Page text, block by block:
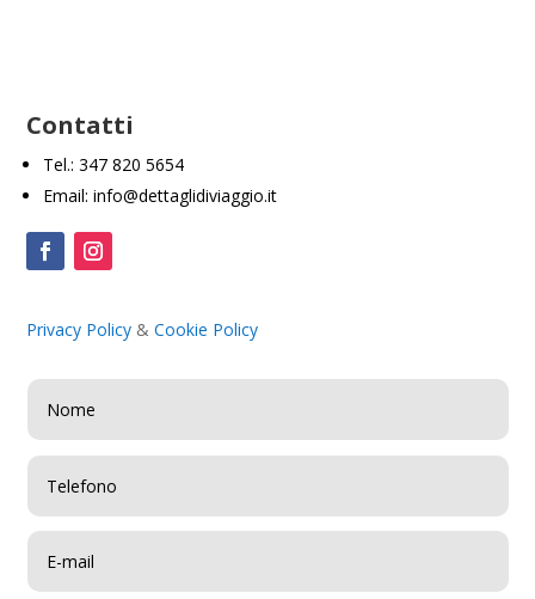
Contatti
Tel.: 347 820 5654
Email: info@dettaglidiviaggio.it
Privacy Policy &Cookie Policy